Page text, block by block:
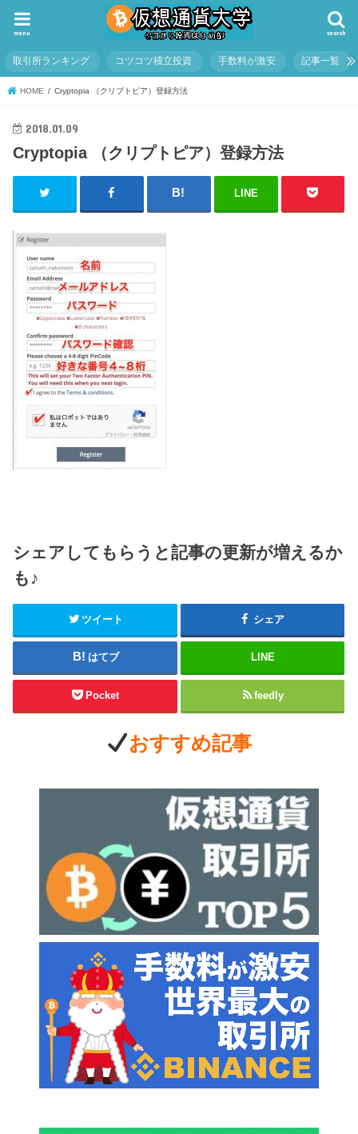
search
menu
取引所ランキング コツコツ積立投資 手数料が激安 記事一覧
HOME Cryptopia （クリプトピア）登録方法
2018.01.09
Cryptopia （クリプトピア）登録方法
LINE
シェアしてもらうと記事の更新が増えるか
も♪
ツイート シェア
はてブ LINE
Pocket feedly
おすすめ記事